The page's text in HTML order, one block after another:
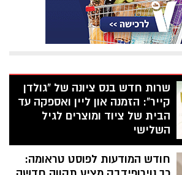
שרות חדש בנס ציונה של "גולדן
קייר": הזמנה און ליין ואספקה עד
הבית של ציוד ומוצרים לגיל
השלישי
רשת המרכזים הרפואיים גולדן קייר מרחיבה
את מעטפת השירות בנס ציונה ומשיקה חנות
אונליין ייעודית, המציעה אספקת מוצרי
חודש המודעות לפוסט טראומה: